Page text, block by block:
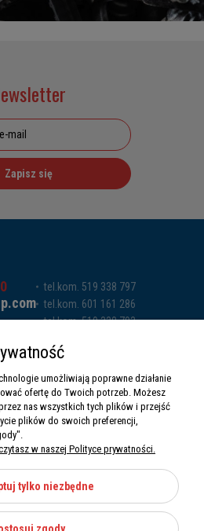
Zapisz się
sp. k.
tel.kom. 519 338 797
tel.kom. 601 161 286
tel.kom. 519 338 793
umożliwiają poprawne działanie
ofertę do Twoich potrzeb. Możesz
nas wszystkich tych plików i przejść
plików do swoich preferencji,
w naszej Polityce prywatności.
tylko niezbędne